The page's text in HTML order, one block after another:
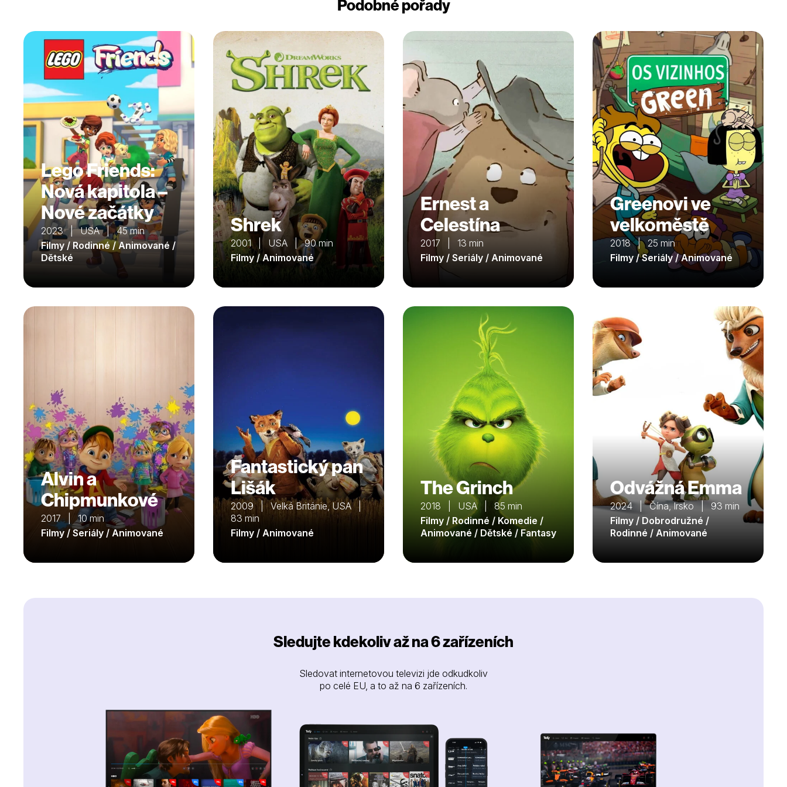
Podobné pořady
Lego Friends:
Nová kapitola –
Nové začátky
2023 | USA | 45 min
Filmy / Rodinné / Animované /
Dětské
Shrek
2001 | USA | 90 min
Filmy / Animované
Ernest a
Celestína
2017 | 13 min
Filmy / Seriály / Animované
Greenovi ve
velkoměstě
2018 | 25 min
Filmy / Seriály / Animované
Alvin a
Chipmunkové
2017 | 10 min
Filmy / Seriály / Animované
Fantastický pan
Lišák
2009 | Velká Británie, USA |
83 min
Filmy / Animované
The Grinch
2018 | USA | 85 min
Filmy / Rodinné / Komedie /
Animované / Dětské / Fantasy
Odvážná Emma
2024 | Čína, Irsko | 93 min
Filmy / Dobrodružné /
Rodinné / Animované
Sledujte kdekoliv až na 6 zařízeních
Sledovat internetovou televizi jde odkudkoliv
po celé EU, a to až na 6 zařízeních.